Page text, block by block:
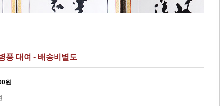
풍 대여 - 배송비별도
원